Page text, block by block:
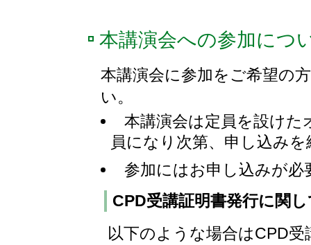
本講演会への参加につ
本講演会に参加をご希望の
い。
本講演会は定員を設け
員になり次第、申し込み
参加にはお申し込みが必
CPD受講証明書発行に関
以下のような場合はCPD